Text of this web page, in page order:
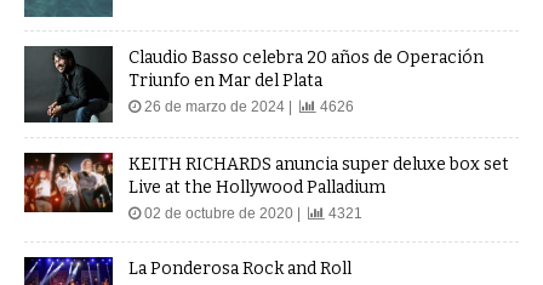
Claudio Basso celebra 20 años de Operación
Triunfo en Mar del Plata
26 de marzo de 2024 | 4626
KEITH RICHARDS anuncia super deluxe box set
Live at the Hollywood Palladium
02 de octubre de 2020 | 4321
La Ponderosa Rock and Roll